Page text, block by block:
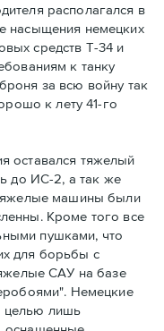
располагался в
насыщения немецких
средств Т-34 и
к танку
за всю войну так
к лету 41-го
оставался тяжелый
до ИС-2, а так же
машины были
Кроме того все
пушками, что
для борьбы с
САУ на базе
Немецкие
целью лишь